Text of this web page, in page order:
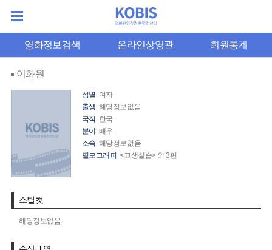
영화정보검색 온라인상영관 회원통계
이화원
성별 여자
출생 해당정보없음
국적 한국
분야 배우
소속 해당정보없음
필모그래피 <교생실습> 외 3편
스틸컷
해당정보없음